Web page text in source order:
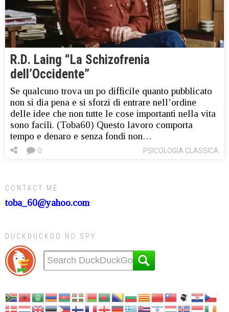
R.D. Laing “La Schizofrenia
dell’Occidente”
Se qualcuno trova un po difficile quanto pubblicato
non si dia pena e si sforzi di entrare nell’ordine
delle idee che non tutte le cose importanti nella vita
sono facili. (Toba60) Questo lavoro comporta
tempo e denaro e senza fondi non…
PSICOLOGIA CLASSICA
0
CONTACT ME
toba_60@yahoo.com
DUCKDUCKGO NO SPY